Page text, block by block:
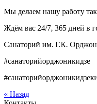
Мы делаем нашу работу
Ждём вас 24/7, 365 дней в
Санаторий им. Г.К.
#санаторийорджоникидзе
« Назад